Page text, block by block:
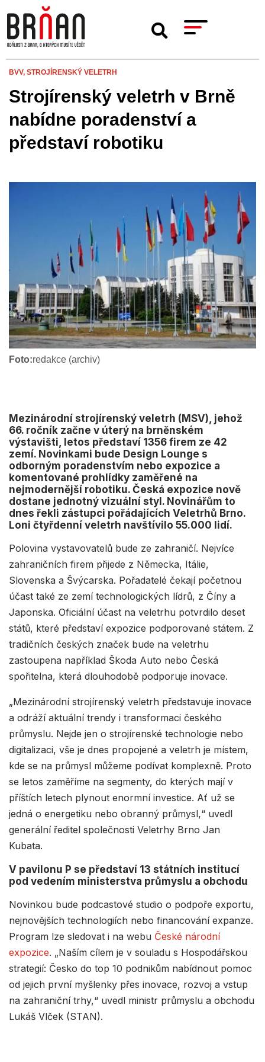
BVV, STROJÍRENSKÝ VELETRH
Strojírenský veletrh v Brně
nabídne poradenství a
představí robotiku
Foto:redakce (archiv)
Mezinárodní strojírenský veletrh (MSV), jehož
66. ročník začne v úterý na brněnském
výstavišti, letos představí 1356 firem ze 42
zemí. Novinkami bude Design Lounge s
odborným poradenstvím nebo expozice a
komentované prohlídky zaměřené na
nejmodernější robotiku. Česká expozice nově
dostane jednotný vizuální styl. Novinářům to
dnes řekli zástupci pořádajících Veletrhů Brno.
Loni čtyřdenní veletrh navštívilo 55.000 lidí.
Polovina vystavovatelů bude ze zahraničí. Nejvíce
zahraničních firem přijede z Německa, Itálie,
Slovenska a Švýcarska. Pořadatelé čekají početnou
účast také ze zemí technologických lídrů, z Číny a
Japonska. Oficiální účast na veletrhu potvrdilo deset
států, které představí expozice podporované státem. Z
tradičních českých značek bude na veletrhu
zastoupena například Škoda Auto nebo Česká
spořitelna, která dlouhodobě podporuje inovace.
„Mezinárodní strojírenský veletrh představuje inovace
a odráží aktuální trendy i transformaci českého
průmyslu. Nejde jen o strojírenské technologie nebo
digitalizaci, vše je dnes propojené a veletrh je místem,
kde se na průmysl můžeme podívat komplexně. Proto
se letos zaměříme na segmenty, do kterých mají v
příštích letech plynout enormní investice. Ať už se
jedná o energetiku nebo obranný průmysl,“ uvedl
generální ředitel společnosti Veletrhy Brno Jan
Kubata.
V pavilonu P se představí 13 státních institucí
pod vedením ministerstva průmyslu a obchodu
Novinkou bude podcastové studio o podpoře exportu,
nejnovějších technologiích nebo financování expanze.
Program lze sledovat i na webu České národní
expozice. „Naším cílem je v souladu s Hospodářskou
strategií: Česko do top 10 podnikům nabídnout pomoc
od jejich první myšlenky přes inovace, rozvoj a vstup
na zahraniční trhy,“ uvedl ministr průmyslu a obchodu
Lukáš Vlček (STAN).